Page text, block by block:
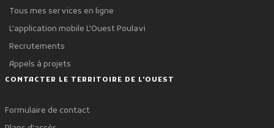
Tous mes services en ligne
L'application mobile L'Ouest Poulavi
Recrutements
Appels à projets
CONTACTER LE TERRITOIRE DE L'OUEST
Formulaire de contact